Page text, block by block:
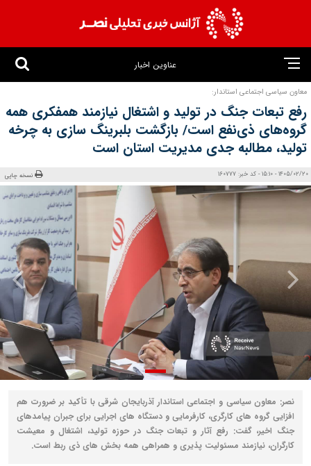
عناوین اخبار
معاون سیاسی اجتماعی استاندار:
رفع تبعات جنگ در تولید و اشتغال نیازمند همفکری همه
گروه‌های ذی‌نفع است/ بازگشت بلبرینگ‌ سازی به چرخه
تولید، مطالبه جدی مدیریت استان است
1405/02/20 - 15:10 - کد خبر: 160777 نسخه چاپی
نصر: معاون سیاسی و اجتماعی استاندار آذربایجان شرقی با تأکید بر ضرورت هم‌
افزایی گروه‌ های کارگری، کارفرمایی و دستگاه‌ های اجرایی برای جبران پیامدهای
جنگ اخیر، گفت: رفع آثار و تبعات جنگ در حوزه تولید، اشتغال و معیشت
کارگران، نیازمند مسئولیت‌ پذیری و همراهی همه بخش‌ های ذی‌ ربط است.